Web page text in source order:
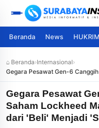
Beranda News HUKRIM
⌂ Beranda›Internasional›
Gegara Pesawat Gen-6
hingga Status dari 'Beli'
Gegara Pesawat
Saham Lockheed
dari 'Beli' Menjadi